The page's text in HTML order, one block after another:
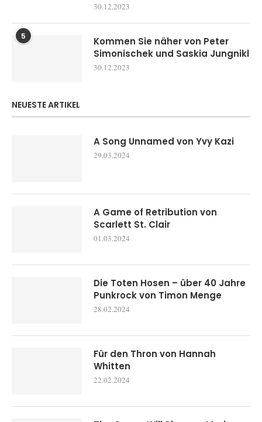
30.12.2023
5
Kommen Sie näher von Peter
Simonischek und Saskia Jungnikl
30.12.2023
NEUESTE ARTIKEL
A Song Unnamed von Yvy Kazi
29.03.2024
A Game of Retribution von
Scarlett St. Clair
01.03.2024
Die Toten Hosen – über 40 Jahre
Punkrock von Timon Menge
28.02.2024
Für den Thron von Hannah
Whitten
22.02.2024